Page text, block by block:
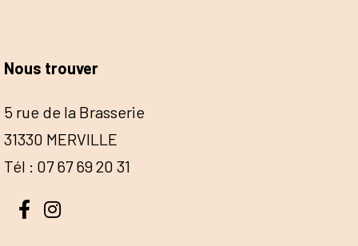
Nous trouver
5 rue de la Brasserie
31330 MERVILLE
Tél : 07 67 69 20 31